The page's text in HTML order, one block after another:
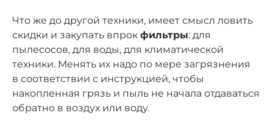
Что же до другой техники, имеет смысл ловить
скидки и закупать впрок фильтры: для
пылесосов, для воды, для климатической
техники. Менять их надо по мере загрязнения
в соответствии с инструкцией, чтобы
накопленная грязь и пыль не начала отдаваться
обратно в воздух или воду.